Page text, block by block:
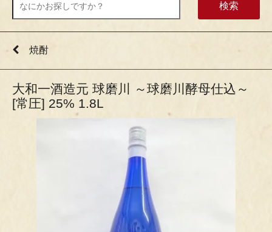
検索
焼酎
大和一酒造元 球磨川 ～球磨川酵母仕込～
[常圧] 25% 1.8L